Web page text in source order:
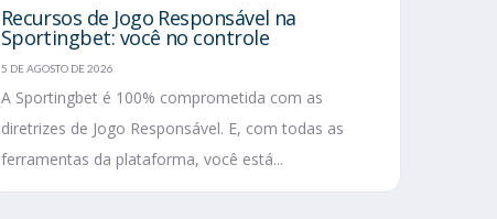
Recursos de Jogo Responsável na
Sportingbet: você no controle
5 DE AGOSTO DE 2026
A Sportingbet é 100% comprometida com as
diretrizes de Jogo Responsável. E, com todas as
ferramentas da plataforma, você está...